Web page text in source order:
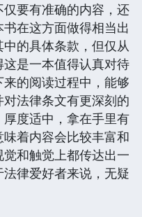
要有准确的内容，还
在这方面做得相当出
的具体条款，但仅从
是一本值得认真对待
的阅读过程中，能够
法律条文有更深刻的
度适中，拿在手里有
着内容会比较丰富和
和触觉上都传达出一
律爱好者来说，无疑